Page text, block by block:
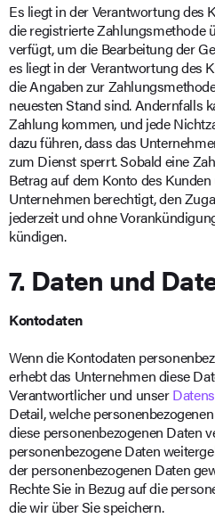
Es liegt in der Verantwortung des
die registrierte Zahlungsmethode
verfügt, um die Bearbeitung der
es liegt in der Verantwortung des
die Angaben zur
neuesten Stand sind. Andernfalls
Zahlung kommen, und jede
dazu führen, dass das
zum Dienst sperrt. Sobald eine
Betrag auf dem Konto des
Unternehmen berechtigt, den
jederzeit und ohne
kündigen.
7. Daten und
Kontodaten
Wenn die Kontodaten
erhebt das Unternehmen diese
Verantwortlicher und unser
Detail, welche
diese personenbezogenen Daten
personenbezogene Daten
der personenbezogenen Daten
Rechte Sie in Bezug auf die
die wir über Sie speichern.